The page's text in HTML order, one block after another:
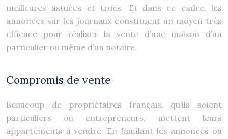
meilleures astuces et trucs. Et dans ce cadre, les
annonces sur les journaux constituent un moyen très
efficace pour réaliser la vente d’une maison d’un
particulier ou même d’un notaire.
Compromis de vente
Beaucoup de propriétaires français, qu’ils soient
particuliers ou entrepreneurs, mettent leurs
appartements à vendre. En faufilant les annonces ou